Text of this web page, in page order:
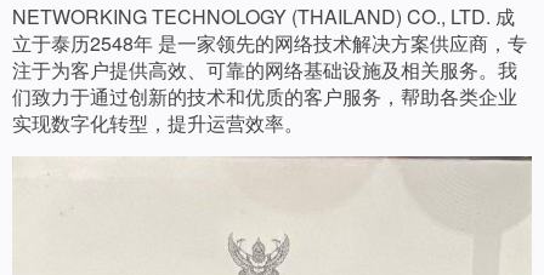
NETWORKING TECHNOLOGY (THAILAND) CO., LTD. 成
立于泰历2548年 是一家领先的网络技术解决方案供应商，专
注于为客户提供高效、可靠的网络基础设施及相关服务。我
们致力于通过创新的技术和优质的客户服务，帮助各类企业
实现数字化转型，提升运营效率。